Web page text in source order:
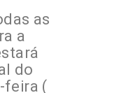
as
a
do
feira (